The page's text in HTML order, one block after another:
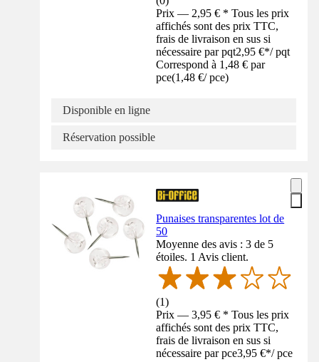
Prix — 2,95 € * Tous les prix
affichés sont des prix TTC,
frais de livraison en sus si
nécessaire par pqt2,95 €*/ pqt
Correspond à 1,48 € par
pce(1,48 €/ pce)
Disponible en ligne
Réservation possible
Punaises transparentes lot de
50
Moyenne des avis : 3 de 5
étoiles. 1 Avis client.
(1)
Prix — 3,95 € * Tous les prix
affichés sont des prix TTC,
frais de livraison en sus si
nécessaire par pce3,95 €*/ pce